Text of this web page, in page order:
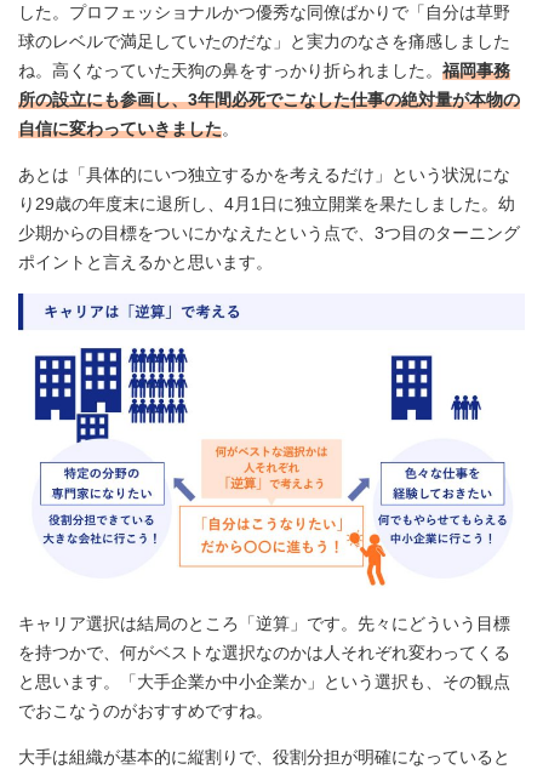
した。プロフェッショナルかつ優秀な同僚ばかりで「自分は草野
球のレベルで満足していたのだな」と実力のなさを痛感しました
ね。高くなっていた天狗の鼻をすっかり折られました。 福岡事務
所の設立にも参画し、3年間必死でこなした仕事の絶対量が本物の
自信に変わっていきました。
あとは「具体的にいつ独立するかを考えるだけ」という状況にな
り29歳の年度末に退所し、4月1日に独立開業を果たしました。幼
少期からの目標をついにかなえたという点で、3つ目のターニング
ポイントと言えるかと思います。
キャリア選択は結局のところ「逆算」です。先々にどういう目標
を持つかで、何がベストな選択なのかは人それぞれ変わってくる
と思います。「大手企業か中小企業か」という選択も、その観点
でおこなうのがおすすめですね。
大手は組織が基本的に縦割りで、役割分担が明確になっていると